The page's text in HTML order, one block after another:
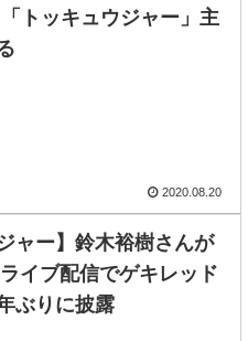
トッキュウジャー」主
2020.08.20
ャー】鈴木裕樹さんが
イブ配信でゲキレッド
ぶりに披露